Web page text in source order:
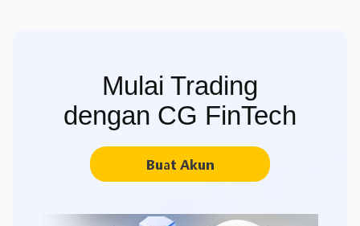
Mulai Trading
dengan CG FinTech
Buat Akun